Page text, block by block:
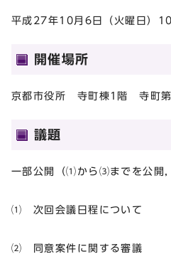
平成27年10月6日（火曜日）
開催場所
京都市役所 寺町棟1階 寺町
議題
一部公開（⑴から⑶までを公開
⑴ 次回会議日程について
⑵ 同意案件に関する審議